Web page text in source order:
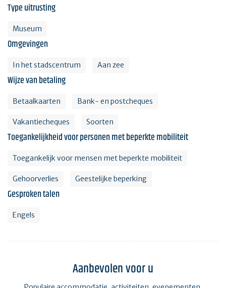
Type uitrusting
Museum
Omgevingen
In het stadscentrum Aan zee
Wijze van betaling
Betaalkaarten Bank- en postcheques
Vakantiecheques Soorten
Toegankelijkheid voor personen met beperkte mobiliteit
Toegankelijk voor mensen met beperkte mobiliteit
Gehoorverlies Geestelijke beperking
Gesproken talen
Engels
Aanbevolen voor u